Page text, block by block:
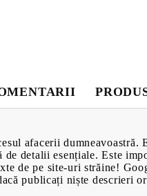
afacerii
de detalii esențiale. Este
de pe site-uri străine!
publicați niște descrieri